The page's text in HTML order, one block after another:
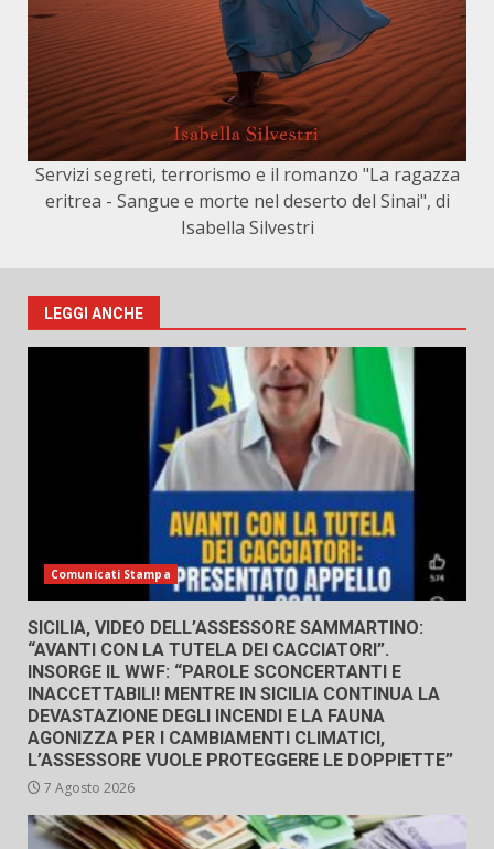
Servizi segreti, terrorismo e il romanzo "La ragazza
eritrea - Sangue e morte nel deserto del Sinai", di
Isabella Silvestri
LEGGI ANCHE
Comunicati Stampa
SICILIA, VIDEO DELL’ASSESSORE SAMMARTINO:
“AVANTI CON LA TUTELA DEI CACCIATORI”.
INSORGE IL WWF: “PAROLE SCONCERTANTI E
INACCETTABILI! MENTRE IN SICILIA CONTINUA LA
DEVASTAZIONE DEGLI INCENDI E LA FAUNA
AGONIZZA PER I CAMBIAMENTI CLIMATICI,
L’ASSESSORE VUOLE PROTEGGERE LE DOPPIETTE”
7 Agosto 2026